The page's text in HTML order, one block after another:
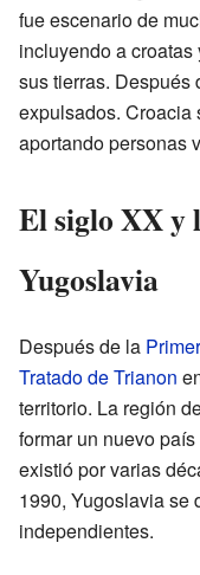
fue escenario de
incluyendo a
sus tierras. Después
expulsados. Croacia
aportando personas
El siglo XX y
Yugoslavia
Después de la
Tratado de Trianon
territorio. La región
formar un nuevo
existió por varias
1990, Yugoslavia se
independientes.